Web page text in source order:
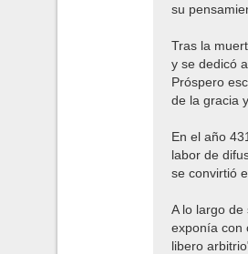
su
Tras la
y se dedicó
Próspero
de la gracia
En el año
labor de
se convirtió
A lo largo
exponía con
libero